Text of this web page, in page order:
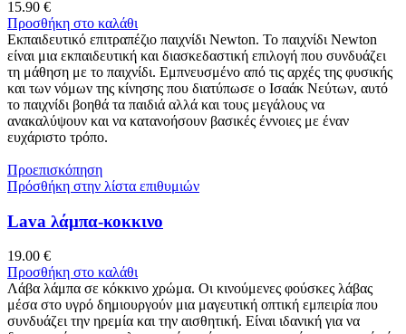
15.90 €
Προσθήκη στο καλάθι
Εκπαιδευτικό επιτραπέζιο παιχνίδι Newton. Το παιχνίδι Newton
είναι μια εκπαιδευτική και διασκεδαστική επιλογή που συνδυάζει
τη μάθηση με το παιχνίδι. Εμπνευσμένο από τις αρχές της φυσικής
και των νόμων της κίνησης που διατύπωσε ο Ισαάκ Νεύτων, αυτό
το παιχνίδι βοηθά τα παιδιά αλλά και τους μεγάλους να
ανακαλύψουν και να κατανοήσουν βασικές έννοιες με έναν
ευχάριστο τρόπο.
Προεπισκόπηση
Πρόσθήκη στην λίστα επιθυμιών
Lava λάμπα-κοκκινο
19.00 €
Προσθήκη στο καλάθι
Λάβα λάμπα σε κόκκινο χρώμα. Οι κινούμενες φούσκες λάβας
μέσα στο υγρό δημιουργούν μια μαγευτική οπτική εμπειρία που
συνδυάζει την ηρεμία και την αισθητική. Είναι ιδανική για να